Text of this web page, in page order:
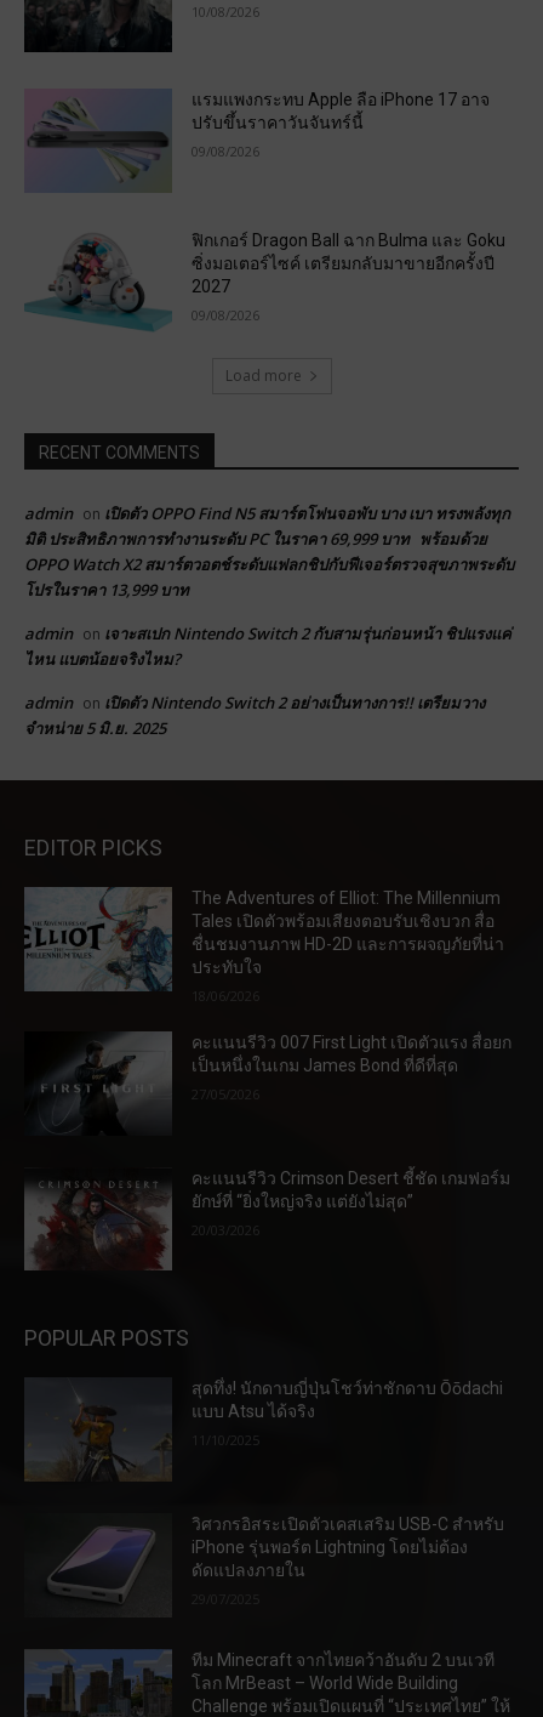
10/08/2026
แรมแพงกระทบ Apple ลือ iPhone 17 อาจ
ปรับขึ้นราคาวันจันทร์นี้
09/08/2026
ฟิกเกอร์ Dragon Ball ฉาก Bulma และ Goku
ซิ่งมอเตอร์ไซค์ เตรียมกลับมาขายอีกครั้งปี
2027
09/08/2026
Load more
RECENT COMMENTS
admin on เปิดตัว OPPO Find N5 สมาร์ตโฟนจอพับ บาง เบา ทรงพลังทุก
มิติ ประสิทธิภาพการทำงานระดับ PC ในราคา 69,999 บาท พร้อมด้วย
OPPO Watch X2 สมาร์ตวอตช์ระดับแฟลกชิปกับฟีเจอร์ตรวจสุขภาพระดับ
โปรในราคา 13,999 บาท
admin on เจาะสเปก Nintendo Switch 2 กับสามรุ่นก่อนหน้า ชิปแรงแค่
ไหน แบตน้อยจริงไหม?
admin on เปิดตัว Nintendo Switch 2 อย่างเป็นทางการ!! เตรียมวาง
จำหน่าย 5 มิ.ย. 2025
EDITOR PICKS
The Adventures of Elliot: The Millennium
Tales เปิดตัวพร้อมเสียงตอบรับเชิงบวก สื่อ
ชื่นชมงานภาพ HD-2D และการผจญภัยที่น่า
ประทับใจ
18/06/2026
คะแนนรีวิว 007 First Light เปิดตัวแรง สื่อยก
เป็นหนึ่งในเกม James Bond ที่ดีที่สุด
27/05/2026
คะแนนรีวิว Crimson Desert ชี้ชัด เกมฟอร์ม
ยักษ์ที่ “ยิ่งใหญ่จริง แต่ยังไม่สุด”
20/03/2026
POPULAR POSTS
สุดทึ่ง! นักดาบญี่ปุ่นโชว์ท่าชักดาบ Ōōdachi
แบบ Atsu ได้จริง
11/10/2025
วิศวกรอิสระเปิดตัวเคสเสริม USB-C สำหรับ
iPhone รุ่นพอร์ต Lightning โดยไม่ต้อง
ดัดแปลงภายใน
ทีม Minecraft จากไทยคว้าอันดับ 2 บนเวที
โลก MrBeast – World Wide Building
Challenge พร้อมเปิดแผนที่ “ประเทศไทย” ให้